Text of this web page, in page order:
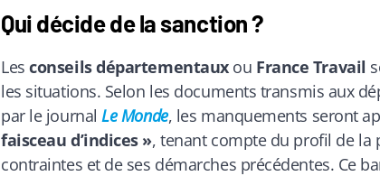
Qui décide de la sanction ?
Lesconseils départementauxou France Travail
les situations. Selon les documents transmis aux
par le journal Le Monde, les manquements seront
faisceau d’indices », tenant compte du profil de la
contraintes et de ses démarches précédentes. Ce